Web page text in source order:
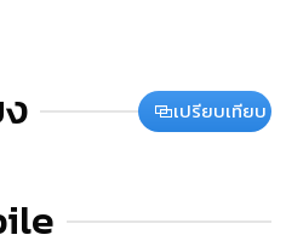
เปรียบเทียบ